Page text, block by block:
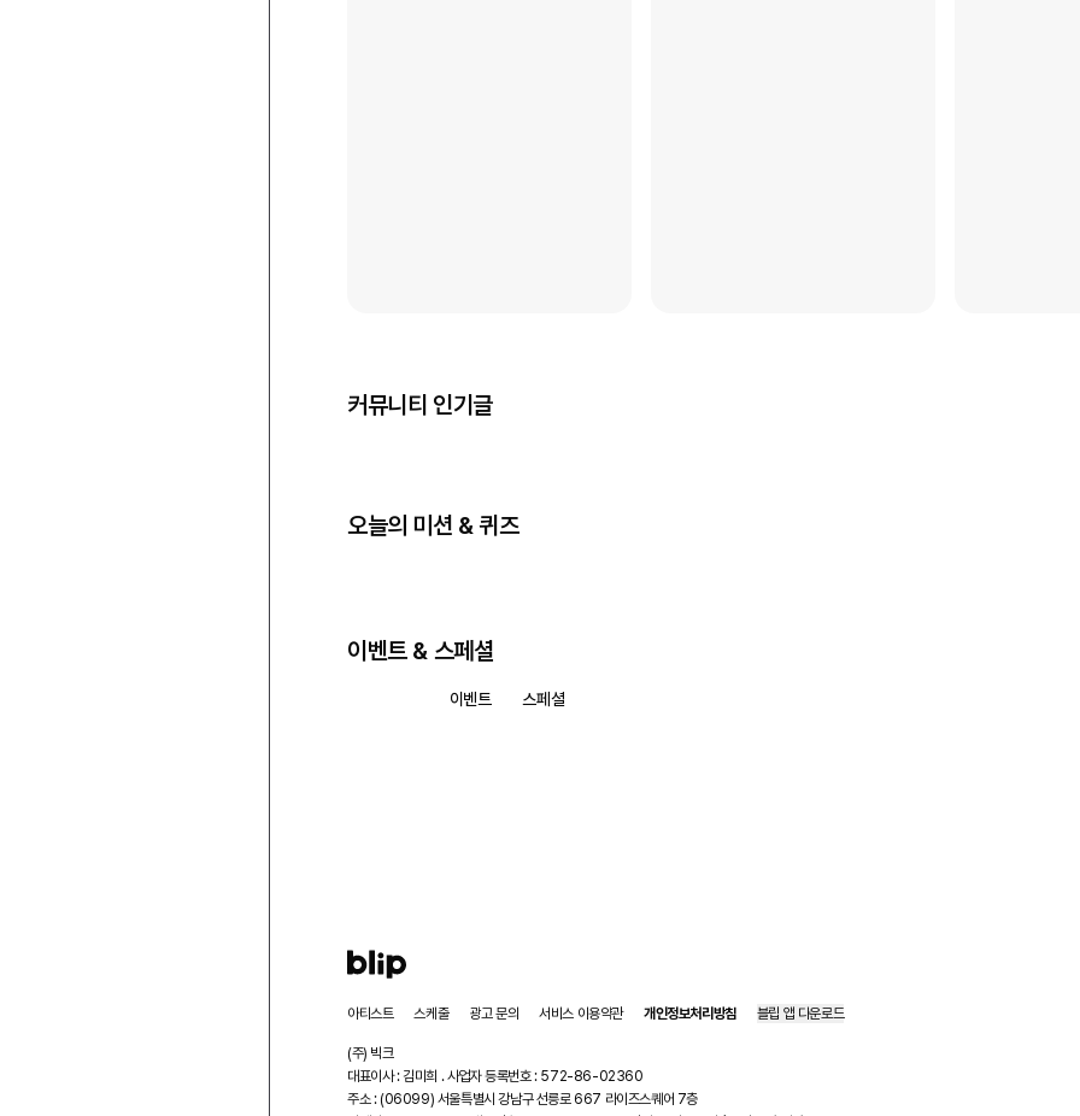
커뮤니티 인기글
오늘의 미션 & 퀴즈
이벤트 & 스페셜
이벤트 스페셜
아티스트 스케줄 광고 문의 서비스 이용약관 개인정보처리방침 블립 앱 다운로드
(주) 빅크
대표이사 : 김미희 . 사업자 등록번호 : 572-86-02360
주소 : (06099) 서울특별시 강남구 선릉로 667 라이즈스퀘어 7층